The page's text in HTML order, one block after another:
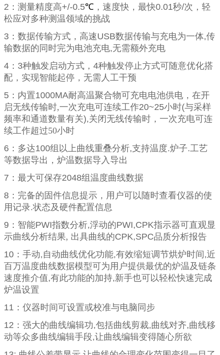
2 ：测量精度高+/-0.5℃ ，速度快，最快0.01秒/次，轻
松应对多种测温领域的挑战
3 ：数据传输方式，高速USB数据传输与充电为一体,传
输数据的同时完为电池充电,无需额外充电
4 ： 3种触发启动方式， 4种触发停止方式可随意优化搭
配，实现智能起停，无需人工干预
5 ：内置1000MA耐高温聚合物可充电电池供电，在开
启无线传输时,一次充电可连续工作20~25小时(与采样
频率和通道数量有关),关闭无线传输时，一次充电可连
续工作超过50小时
6 ：多达100组以上曲线重叠分析,支持温度.炉子.工艺
等数据导出，炉温数据导入导出
7 ：最大可保存2048组温度曲线数据
8 ：完备的固件信息提示，用户可以随时查看仪器的使
用记录.状态及硬件配置信息
9 ：智能PWI指数分析,浮动的PWI,CPK指示器可直观显
示曲线分析结果, 出具曲线的CPK,SPC品质分析报告
10 ：手动,自动曲线优化功能,有效缩短调节烘炉时间,近
百万温度曲线数据模型可为用户提供最优的炉温及链条
速度推介值,有此功能的加持,新手也可以轻松快速完成
炉温设置
11 ：仪器时间可设置或校准与电脑同步
12 ：强大的曲线编辑功,包括曲线剪裁,曲线对齐,曲线移
动等众多曲线编辑手段,让曲线编辑变得随心所欲